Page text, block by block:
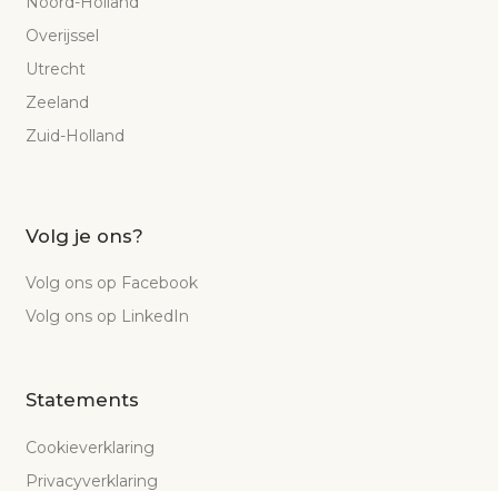
Overijssel
Utrecht
Zeeland
Zuid-Holland
Volg je ons?
Volg ons op Facebook
Volg ons op LinkedIn
Statements
Cookieverklaring
Privacyverklaring